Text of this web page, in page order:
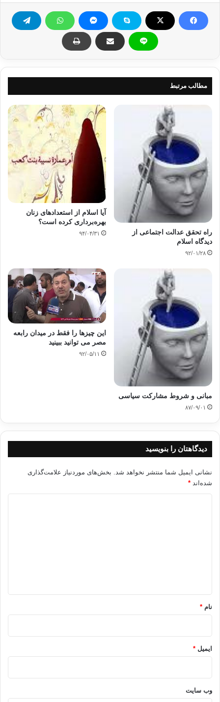
مصر می باشد و تمام تلاش خود را دراین عرصه بکار خواهد گرفت.
منبع: فارسي تايمز
کپی آدرس
مطالب مرتبط
راه تحقق عدالت اجتماعی از
دیدگاه اسلام
۹۲/۰۱/۲۸
آیا اسلام از استعدادهای زنان
بهره‌برداری کرده است؟
۹۴/۰۴/۳۱
مبانی و شروط مشارکت سیاسی
۸۷/۰۹/۰۱
این چیزها را فقط در میدان رابعه
مصر می توانید ببینید
۹۲/۰۵/۱۱
دیدگاهتان را بنویسید
نشانی ایمیل شما منتشر نخواهد شد. بخش‌های موردنیاز علامت‌گذاری
شده‌اند *
نام *
ایمیل *
وب‌ سایت